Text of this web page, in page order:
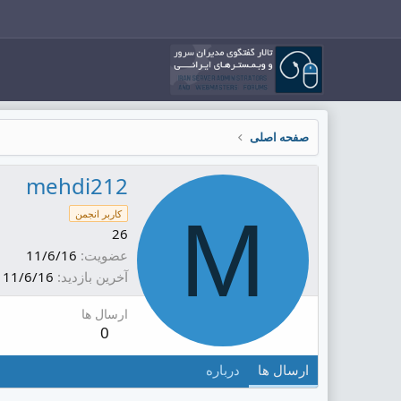
صفحه اصلی
M
mehdi212
کاربر انجمن
26
عضویت 11/6/16
آخرین بازدید 11/6/16
ارسال ها
0
ارسال ها درباره